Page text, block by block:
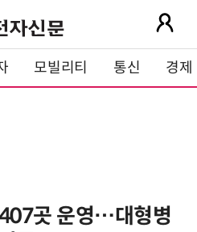
모빌리티 통신 경제
곳 운영…대형병